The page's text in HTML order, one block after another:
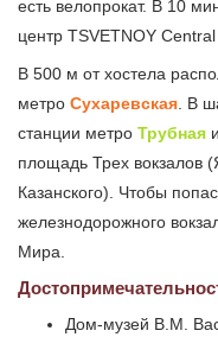
есть велопрокат. В 10
центр TSVETNOY
В 500 м от хостела
метро Сухаревская. В
станции метро Трубная и
площадь Трех вокзалов
Казанского). Чтобы
железнодорожного
Мира.
Дом-музей В.М.